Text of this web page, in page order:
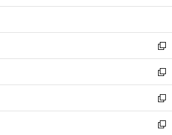
開
ウ
開
く
ン
ウ
で
開
く
ウ
ン
ド
ウ
で
開
く
新
し
い
ウ
ィ
ン
ド
新
し
い
ウ
ィ
新
し
い
新